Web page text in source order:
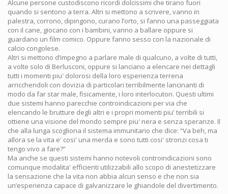
Alcune persone custodiscono ricordi dolcissimi che tirano fuori
quando si sentono a terra. Altri si mettono a scrivere, vanno in
palestra, corrono, dipingono, curano l’orto, si fanno una passeggiata
con il cane, giocano con i bambini, vanno a ballare oppure si
guardano un film comico. Oppure fanno sesso con la nazionale di
calcio congolese.
Altri si mettono d’impegno a parlare male di qualcuno, a volte di tutti,
a volte solo di Berlusconi, oppure si lanciano a elencare nei dettagli
tutti i momenti piu' dolorosi della loro esperienza terrena
arricchendoli con dovizia di particolari terribilmente lancinanti di
modo da far star male, fisicamente, i loro interlocutori. Questi ultimi
due sistemi hanno parecchie controindicazioni per via che
elencando le brutture degli altri e i propri momenti piu' terribili si
ottiene una visione del mondo sempre piu' nera e senza speranze. Il
che alla lunga scogliona il sistema immunitario che dice: “Va beh, ma
allora se la vita e' cosi' una merda e sono tutti cosi' stronzi cosa ti
tengo vivo a fare?”
Ma anche se questi sistemi hanno notevoli controindicazioni sono
comunque modalita' efficienti utilizzabili allo scopo di anestetizzare
la sensazione che la vita non abbia alcun senso e che non sia
un’esperienza capace di galvanizzare le ghiandole del divertimento.